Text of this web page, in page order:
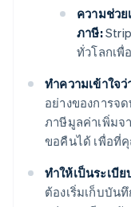
ความช่วย
ภาษี:
ทั่วโลกเพื่
ทําความเข้าใจ
อย่างของการจ
ภาษีมูลค่าเพิ่มจ
ขอคืนได้ เพื่อที่
ทำให้เป็นระเบี
ต้องเริ่มเก็บบัน